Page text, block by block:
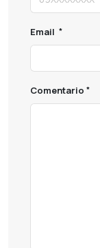
Email
Comentario